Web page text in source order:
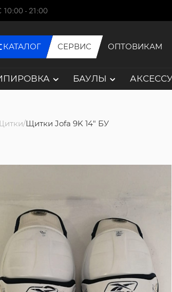
- 21:00
КАТАЛОГ СЕРВИС ОПТОВИКАМ
БАУЛЫ
Щитки Jofa 9K 14" БУ